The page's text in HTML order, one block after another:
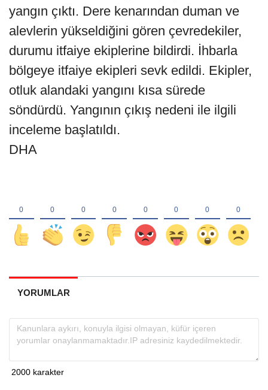
yangın çıktı. Dere kenarından duman ve
alevlerin yükseldiğini gören çevredekiler,
durumu itfaiye ekiplerine bildirdi. İhbarla
bölgeye itfaiye ekipleri sevk edildi. Ekipler,
otluk alandaki yangını kısa sürede
söndürdü. Yangının çıkış nedeni ile ilgili
inceleme başlatıldı.
DHA
YORUMLAR